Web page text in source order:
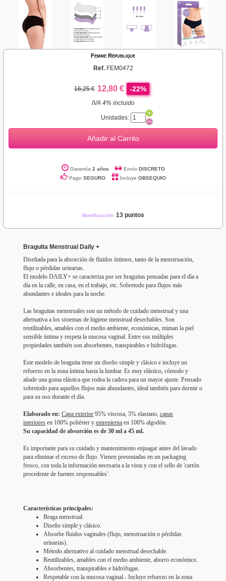
Femme République
Ref. FEM0472
16,25 € 12,80 € -22%
IVA 4% incluido
Unidades:
Añadir al Carrito
Garantía 2 años Envío DISCRETO
Pago SEGURO Incluye OBSEQUIO
Bonificación: 13 puntos
Braguita Menstrual Daily +
Diseñada para la absorción de fluidos íntimos, tanto de la menstruación,
flujo o pérdidas urinarias.
El modelo DAILY+ se caracteriza por ser braguitas pensadas para el día a
día en la calle, en casa, en el trabajo, etc. Sobretodo para flujos más
abundantes e ideales para la noche.
Las braguitas menstruales son un método de cuidado menstrual y una
alternativa a los sistemas de higiene menstrual desechables. Son
reutilizables, amables con el medio ambiente, económicas, miman la piel
sensible íntima y respeta la mucosa vaginal. Entre sus múltiples
propiedades también son absorbentes, transpirables e hidrófugas.
Este modelo de braguita tiene un diseño simple y clásico e incluye un
refuerzo en la zona íntima hasta la lumbar. Es muy elástico, cómodo y
añade una goma elástica que rodea la cadera para un mayor ajuste. Pensado
sobretodo para aquellos flujos más abundantes, ideal también para dormir o
para su uso durante el día.
Elaborado en: Capa exterior 95% viscosa, 5% elastano, capas
interiores en 100% poliéster y entrepierna en 100% algodón.
Su capacidad de absorción es de 30 ml a 45 ml.
Es importante para su cuidado y mantenimiento enjuagar antes del lavado
para eliminar el exceso de flujo. Vienen presentadas en un packaging
fresco, con toda la información necesaria a la vista y con el sello de 'cartón
procedente de fuentes responsables'.
Características principales:
Braga menstrual.
Diseño simple y clásico.
Absorbe fluidos vaginales (flujo, menstruación o pérdidas
urinarias).
Método alternativo al cuidado menstrual desechable.
Reutilizables, amables con el medio ambiente, ahorro económico.
Absorbentes, transpirables e hidrófugas.
Respetable con la mucosa vaginal.- Incluye refuerzo en la zona